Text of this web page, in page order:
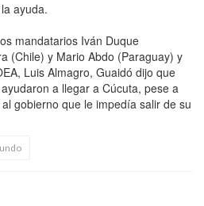
ayuda.
mandatarios Iván Duque
(Chile) y Mario Abdo (Paraguay) y
Luis Almagro, Guaidó dijo que
a llegar a Cúcuta, pese a
gobierno que le impedía salir de su